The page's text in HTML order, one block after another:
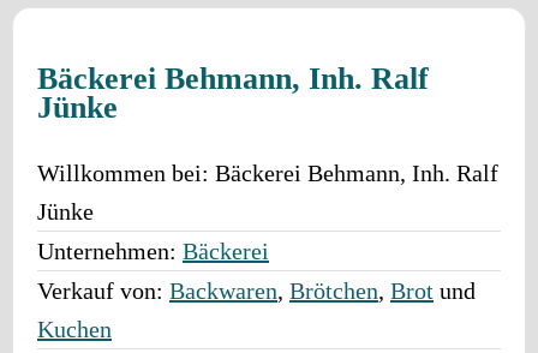
Bäckerei Behmann, Inh. Ralf
Jünke
Willkommen bei: Bäckerei Behmann, Inh. Ralf
Jünke
Unternehmen: Bäckerei
Verkauf von: Backwaren, Brötchen, Brot und
Kuchen